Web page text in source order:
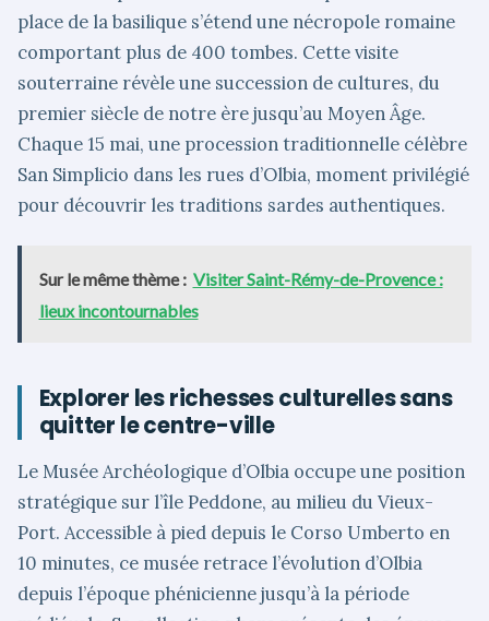
place de la basilique s’étend une nécropole romaine
comportant plus de 400 tombes. Cette visite
souterraine révèle une succession de cultures, du
premier siècle de notre ère jusqu’au Moyen Âge.
Chaque 15 mai, une procession traditionnelle célèbre
San Simplicio dans les rues d’Olbia, moment privilégié
pour découvrir les traditions sardes authentiques.
Sur le même thème : Visiter Saint-Rémy-de-Provence :
lieux incontournables
Explorer les richesses culturelles sans
quitter le centre-ville
Le Musée Archéologique d’Olbia occupe une position
stratégique sur l’île Peddone, au milieu du Vieux-
Port. Accessible à pied depuis le Corso Umberto en
10 minutes, ce musée retrace l’évolution d’Olbia
depuis l’époque phénicienne jusqu’à la période